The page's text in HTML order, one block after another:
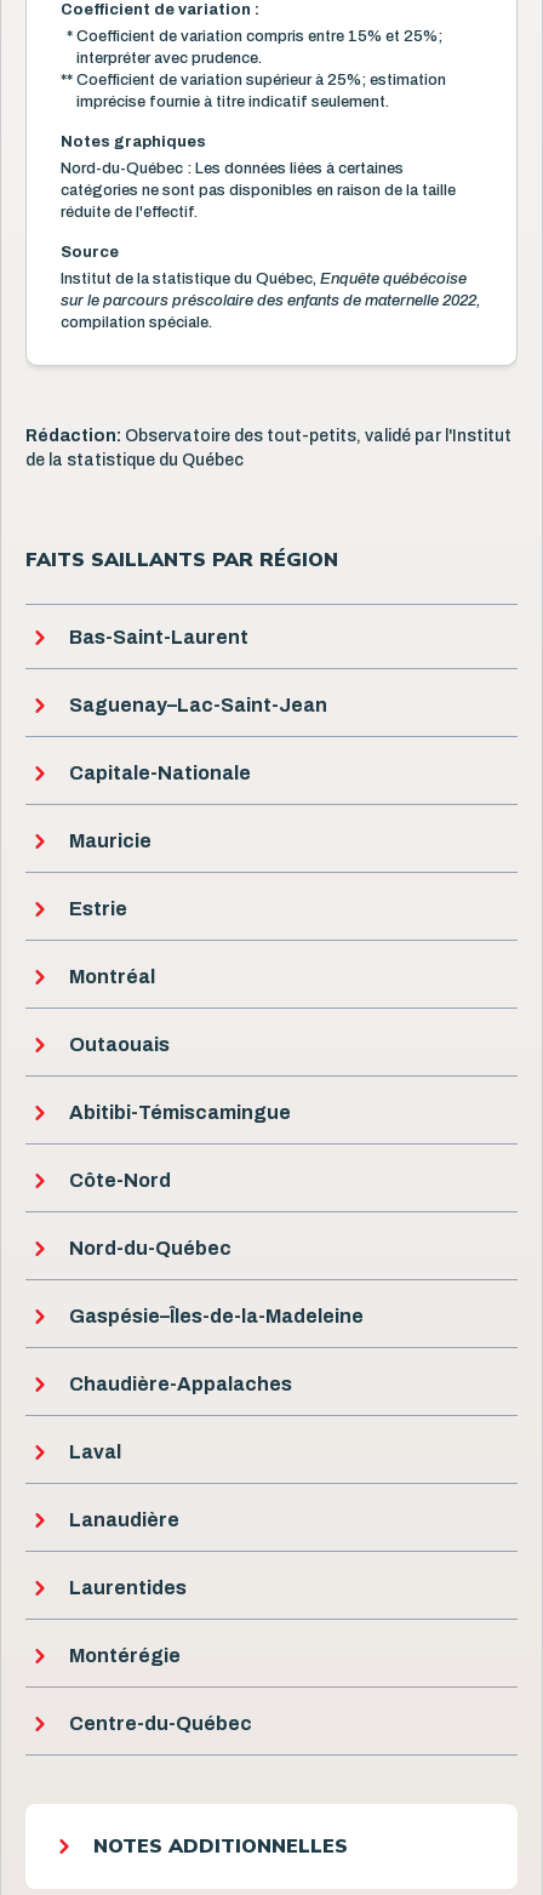
Coefficient de variation :
* Coefficient de variation compris entre 15% et 25%;
interpréter avec prudence.
** Coefficient de variation supérieur à 25%; estimation
imprécise fournie à titre indicatif seulement.
Notes graphiques
Nord-du-Québec : Les données liées à certaines
catégories ne sont pas disponibles en raison de la taille
réduite de l'effectif.
Source
Institut de la statistique du Québec, Enquête québécoise
sur le parcours préscolaire des enfants de maternelle 2022,
compilation spéciale.
Rédaction: Observatoire des tout-petits, validé par l'Institut
de la statistique du Québec
FAITS SAILLANTS PAR RÉGION
Bas-Saint-Laurent
Saguenay–Lac-Saint-Jean
Capitale-Nationale
Mauricie
Estrie
Montréal
Outaouais
Abitibi-Témiscamingue
Côte-Nord
Nord-du-Québec
Gaspésie–Îles-de-la-Madeleine
Chaudière-Appalaches
Laval
Lanaudière
Laurentides
Montérégie
Centre-du-Québec
NOTES ADDITIONNELLES